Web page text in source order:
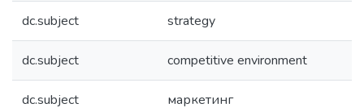
dc.subject strategy
dc.subject competitive environment
dc.subject маркетинг